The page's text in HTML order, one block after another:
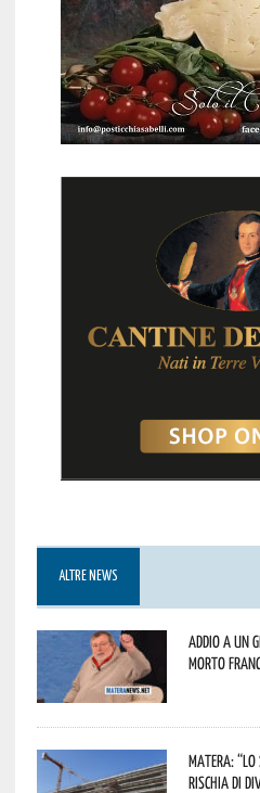
ALTRE NEWS
Addio a un
morto
Matera:
rischia di